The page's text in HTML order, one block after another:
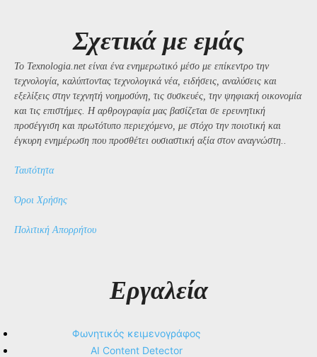
Σχετικά με εμάς
Το Texnologia.net είναι ένα ενημερωτικό μέσο με επίκεντρο την
τεχνολογία, καλύπτοντας τεχνολογικά νέα, ειδήσεις, αναλύσεις και
εξελίξεις στην τεχνητή νοημοσύνη, τις συσκευές, την ψηφιακή οικονομία
και τις επιστήμες. Η αρθρογραφία μας βασίζεται σε ερευνητική
προσέγγιση και πρωτότυπο περιεχόμενο, με στόχο την ποιοτική και
έγκυρη ενημέρωση που προσθέτει ουσιαστική αξία στον αναγνώστη..
Ταυτότητα
Όροι Χρήσης
Πολιτική Απορρήτου
Εργαλεία
Φωνητικός κειμενογράφος
AI Content Detector